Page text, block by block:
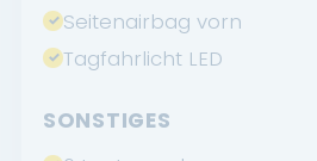
Seitenairbag vorn
Tagfahrlicht LED
SONSTIGES